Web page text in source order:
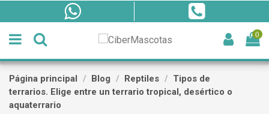
0
Página principal Blog Reptiles
Tipos de
terrarios. Elige entre un terrario tropical, desértico o
aquaterrario